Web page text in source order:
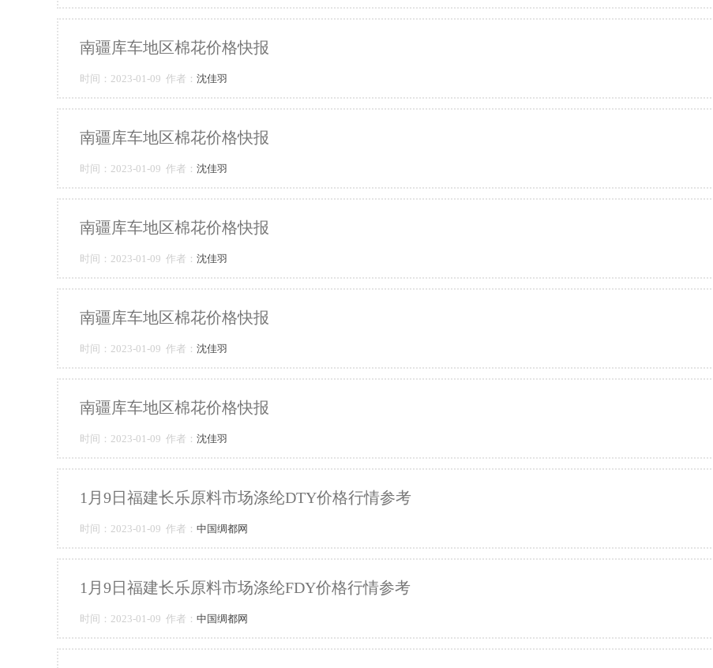
南疆库车地区棉花价格快报
时间：2023-01-09 作者： 沈佳羽
南疆库车地区棉花价格快报
时间：2023-01-09 作者： 沈佳羽
南疆库车地区棉花价格快报
时间：2023-01-09 作者： 沈佳羽
南疆库车地区棉花价格快报
时间：2023-01-09 作者： 沈佳羽
南疆库车地区棉花价格快报
时间：2023-01-09 作者： 沈佳羽
1月9日福建长乐原料市场涤纶DTY价格行情参考
时间：2023-01-09 作者： 中国绸都网
1月9日福建长乐原料市场涤纶FDY价格行情参考
时间：2023-01-09 作者： 中国绸都网